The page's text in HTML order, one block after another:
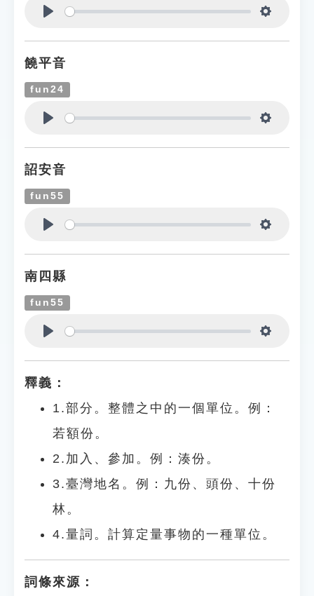
饒平音
fun24
詔安音
fun55
南四縣
fun55
釋義：
1.部分。整體之中的一個單位。例：
若額份。
2.加入、參加。例：湊份。
3.臺灣地名。例：九份、頭份、十份
林。
4.量詞。計算定量事物的一種單位。
詞條來源：